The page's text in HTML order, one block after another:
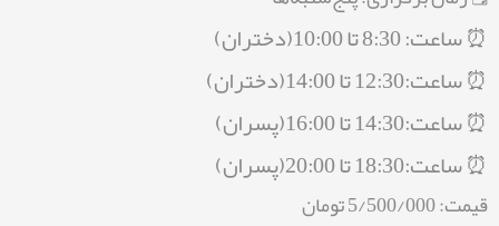
⏰ ساعت: 8:30 تا
10:00(دختران)
⏰ ساعت:12:30 تا 14:00(دختران)
⏰ ساعت:14:30 تا 16:00(پسران)
⏰ ساعت:18:30 تا 20:00(پسران)
قیمت: 5/500/000 تومان